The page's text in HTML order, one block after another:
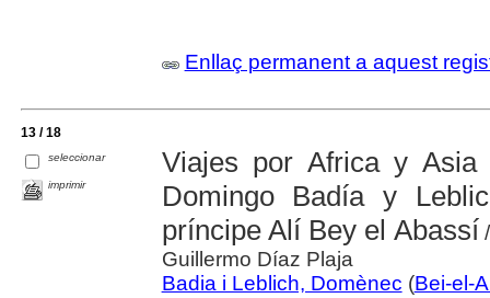
Enllaç permanent a aquest
13 / 18
seleccionar
imprimir
Viajes por Africa y Asia
Domingo Badía y
príncipe Alí Bey el Abassí
Guillermo Díaz Plaja
Badia i Leblich, Domènec (Bei-el-